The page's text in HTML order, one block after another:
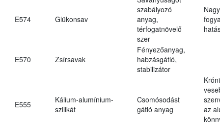
E574 Glükonsav
szabályozó
anyag,
térfogatnövelő
szer
E570 Zsírsavak
Fényezőanyag,
habzásgátló,
stabilizátor
E555
Kálium-alumínium-
szilikát
Csomósodást
gátló anyag
az